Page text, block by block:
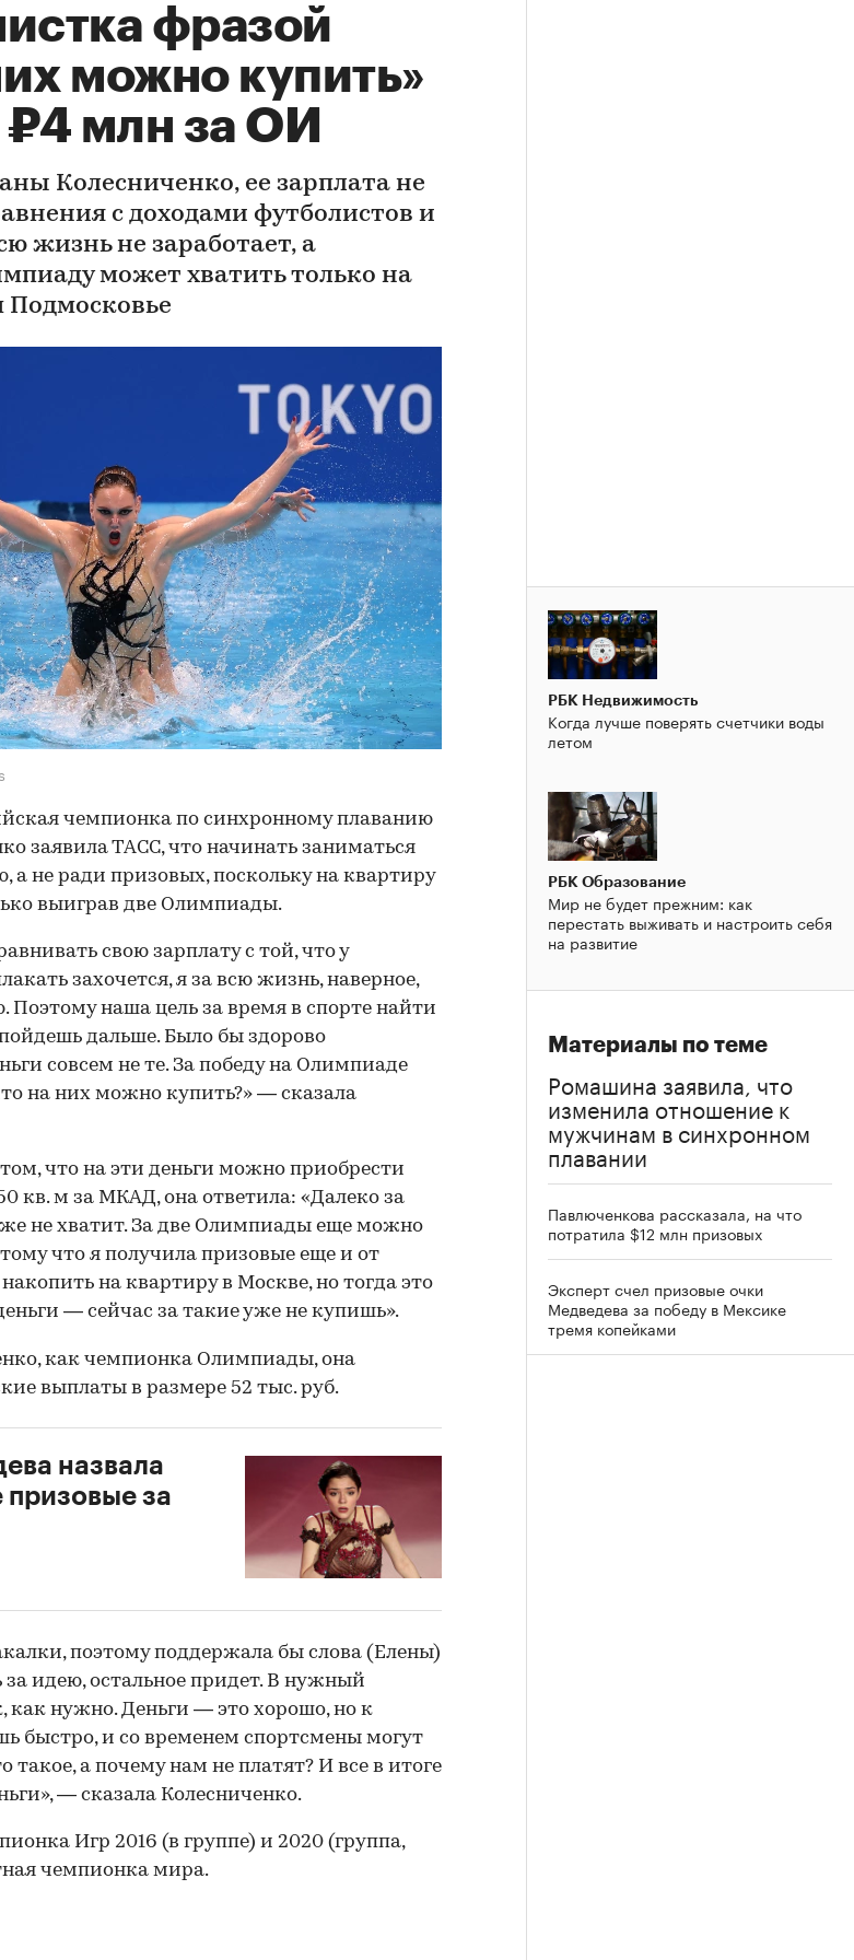
фразой
можно купить»
млн за ОИ
Колесниченко, ее зарплата не
с доходами футболистов и
жизнь не заработает, а
может хватить только на
Подмосковье
чемпионка по синхронному плаванию
заявила ТАСС, что начинать заниматься
а не ради призовых, поскольку на квартиру
выиграв две Олимпиады.
свою зарплату с той, что у
захочется, я за всю жизнь, наверное,
Поэтому наша цель за время в спорте найти
дальше. Было бы здорово
совсем не те. За победу на Олимпиаде
на них можно купить?» — сказала
что на эти деньги можно приобрести
кв. м за МКАД, она ответила: «Далеко за
не хватит. За две Олимпиады еще можно
что я получила призовые еще и от
на квартиру в Москве, но тогда это
— сейчас за такие уже не купишь».
как чемпионка Олимпиады, она
выплаты в размере 52 тыс. руб.
назвала
за
поэтому поддержала бы слова (Елены)
за идею, остальное придет. В нужный
как нужно. Деньги — это хорошо, но к
быстро, и со временем спортсмены могут
такое, а почему нам не платят? И все в итоге
— сказала Колесниченко.
Игр 2016 (в группе) и 2020 (группа,
чемпионка мира.
РБК Недвижимость
Когда лучше поверять счетчики воды
летом
РБК Образование
Мир не будет прежним: как
перестать выживать и настроить себя
на развитие
Материалы по теме
Ромашина заявила, что
изменила отношение к
мужчинам в синхронном
плавании
Павлюченкова рассказала, на что
потратила $12 млн призовых
Эксперт счел призовые очки
Медведева за победу в Мексике
тремя копейками